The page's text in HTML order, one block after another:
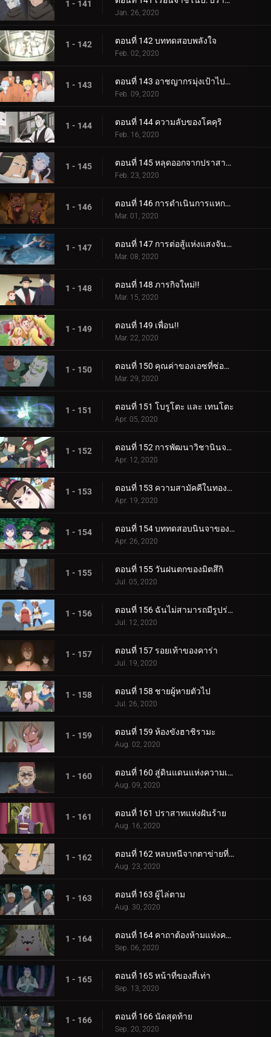
1 - 141
Jan. 26, 2020
1 - 142 ตอนที่ 142 บททดสอบพลังใจ
Feb. 02, 2020
1 - 143 ตอนที่ 143 อาชญากรมุ่งเป้าไปที่โคคุริ
Feb. 09, 2020
1 - 144 ตอนที่ 144 ความลับของโคคุริ
Feb. 16, 2020
1 - 145 ตอนที่ 145 หลุดออกจากปราสาทโฮซึกิ
Feb. 23, 2020
1 - 146 ตอนที่ 146 การดำเนินการแหกคุก
Mar. 01, 2020
1 - 147 ตอนที่ 147 การต่อสู้แห่งแสงจันทร์อันเป็นเวรกรรม
Mar. 08, 2020
1 - 148 ตอนที่ 148 ภารกิจใหม่!!
Mar. 15, 2020
1 - 149 ตอนที่ 149 เพื่อน!!
Mar. 22, 2020
1 - 150 ตอนที่ 150 คุณค่าของเอซที่ซ่อนอยู่
Mar. 29, 2020
1 - 151 ตอนที่ 151 โบรูโตะ และ เทนโตะ
Apr. 05, 2020
1 - 152 ตอนที่ 152 การพัฒนาวิชานินจาทางการแพทย์
Apr. 12, 2020
1 - 153 ตอนที่ 153 ความสามัคคีในทองคำ
Apr. 19, 2020
1 - 154 ตอนที่ 154 บททดสอบนินจาของฮิมาวาริ!!
Apr. 26, 2020
1 - 155 ตอนที่ 155 วันฝนตกของมิตสึกิ
Jul. 05, 2020
1 - 156 ตอนที่ 156 ฉันไม่สามารถมีรูปร่างผอมเพรียวได้
Jul. 12, 2020
1 - 157 ตอนที่ 157 รอยเท้าของคาร่า
Jul. 19, 2020
1 - 158 ตอนที่ 158 ชายผู้หายตัวไป
Jul. 26, 2020
1 - 159 ตอนที่ 159 ห้องขังฮาชิรามะ
Aug. 02, 2020
1 - 160 ตอนที่ 160 สู่ดินแดนแห่งความเงียบงัน
Aug. 09, 2020
1 - 161 ตอนที่ 161 ปราสาทแห่งฝันร้าย
Aug. 16, 2020
1 - 162 ตอนที่ 162 หลบหนีจากตาข่ายที่กระชับ
Aug. 23, 2020
1 - 163 ตอนที่ 163 ผู้ไล่ตาม
Aug. 30, 2020
1 - 164 ตอนที่ 164 คาถาต้องห้ามแห่งความตาย
Sep. 06, 2020
1 - 165 ตอนที่ 165 หน้าที่ของสี่เท่า
Sep. 13, 2020
1 - 166 ตอนที่ 166 นัดสุดท้าย
Sep. 20, 2020